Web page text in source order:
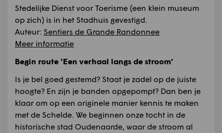
Stedelijke Dienst voor Toerisme (een klein museum
op zich) is in het Stadhuis gevestigd.
Auteur: Sentiers de Grande Randonnee
Meer informatie
Begin route 'Een verhaal langs de stroom'
Is je bel goed gestemd? Staat je zadel op de juiste
hoogte? En zijn je banden opgepompt? Dan ben je
klaar om op een originele manier kennis te maken
met de Schelde. We beginnen onze tocht in de
historische stad Oudenaarde, waar de stroom al